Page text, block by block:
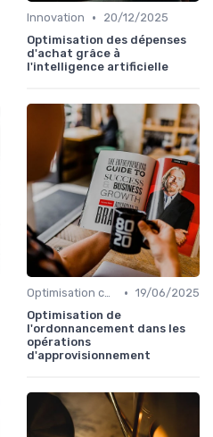
Innovation •
20/12/2025
Optimisation des dépenses
d'achat grâce à
l'intelligence artificielle
Optimisation coûts • 19/06/2025
Optimisation de
l'ordonnancement dans les
opérations
d'approvisionnement